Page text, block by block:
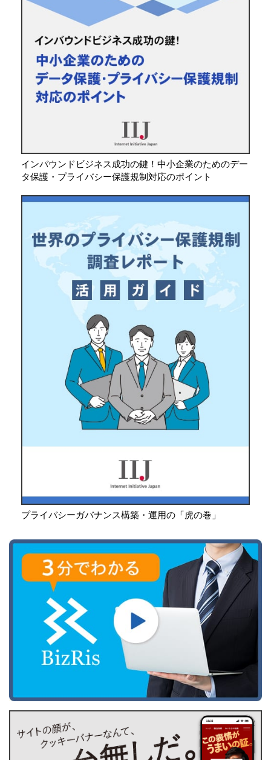
インバウンドビジネス成功の鍵！中小企業のためのデー
タ保護・プライバシー保護規制対応のポイント
プライバシーガバナンス構築・運用の「虎の巻」